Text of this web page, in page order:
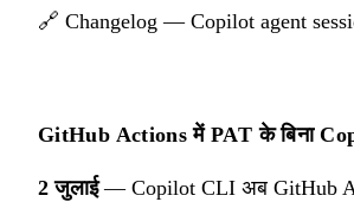
🔗 Changelog — Copilot agent
GitHub Actions में PAT के बिना
2 जुलाई— Copilot CLI अब GitHub